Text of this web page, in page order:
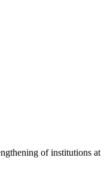
of institutions at